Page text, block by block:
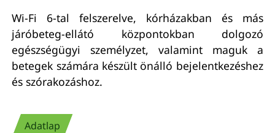
Wi-Fi 6-tal felszerelve, kórházakban és más
járóbeteg-ellátó központokban dolgozó
egészségügyi személyzet, valamint maguk a
betegek számára készült önálló bejelentkezéshez
és szórakozáshoz.
Adatlap